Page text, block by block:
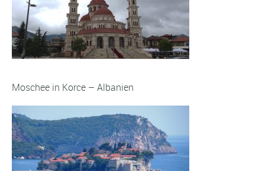
Moschee in Korce – Albanien